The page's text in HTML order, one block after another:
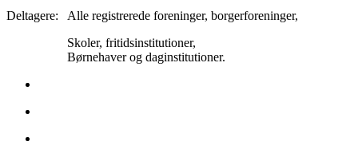
Deltagere: Alle registrerede foreninger, borgerforeninger,
Skoler, fritidsinstitutioner,
Børnehaver og daginstitutioner.